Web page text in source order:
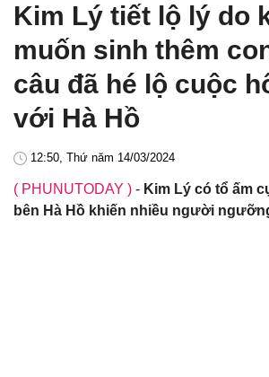
Kim Lý tiết lộ lý do
muốn sinh thêm
câu đã hé lộ cuộc
với Hà Hồ
12:50, Thứ năm 14/03/2024
( PHUNUTODAY ) - Kim Lý có tổ ấm
bên Hà Hồ khiến nhiều người